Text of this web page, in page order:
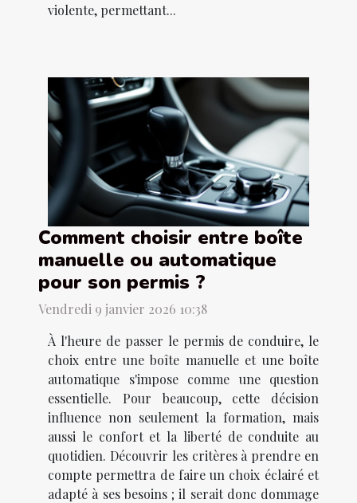
violente, permettant...
Comment choisir entre boîte
manuelle ou automatique
pour son permis ?
Vendredi 9 janvier 2026 10:38
À l'heure de passer le permis de conduire, le
choix entre une boîte manuelle et une boîte
automatique s'impose comme une question
essentielle. Pour beaucoup, cette décision
influence non seulement la formation, mais
aussi le confort et la liberté de conduite au
quotidien. Découvrir les critères à prendre en
compte permettra de faire un choix éclairé et
adapté à ses besoins ; il serait donc dommage